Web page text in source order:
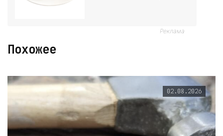
Реклама
Похожее
02.08.2026